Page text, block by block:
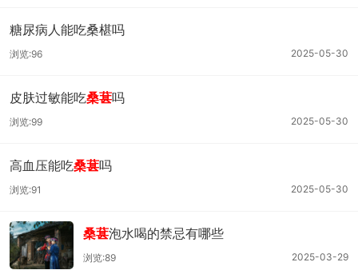
糖尿病人能吃桑椹吗
2025-05-30
浏览:96
皮肤过敏能吃桑葚吗
2025-05-30
浏览:99
高血压能吃桑葚吗
2025-05-30
浏览:91
桑葚泡水喝的禁忌有哪些
2025-03-29
浏览:89